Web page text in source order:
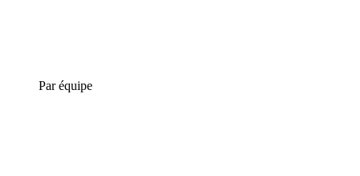
Par équipe